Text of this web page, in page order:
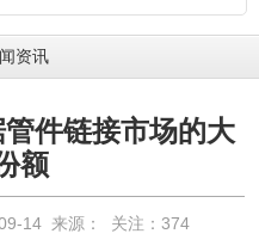
资讯
件链接市场的大
额
14 来源： 关注： 374